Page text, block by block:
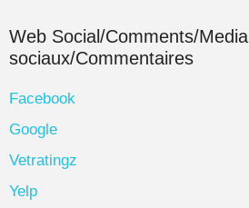
Web Social/Comments/Media
sociaux/Commentaires
Facebook
Google
Vetratingz
Yelp